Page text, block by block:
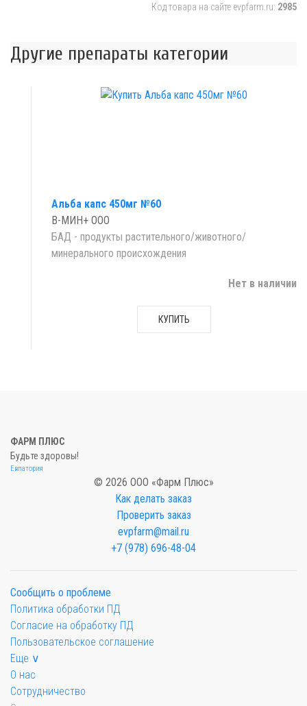
Код товара на сайте evpfarm.ru: 2985
Другие препараты категории
Альба капс 450мг №60
В-МИН+ ООО
БАД - продукты растительного/животного/
минерального происхождения
Нет в наличии
КУПИТЬ
ФАРМ ПЛЮС
Будьте здоровы!
Евпатория
© 2026 ООО «Фарм Плюс»
Как делать заказ
Проверить заказ
evpfarm@mail.ru
+7 (978) 696-48-04
Сообщить о проблеме
Политика обработки ПД
Согласие на обработку ПД
Пользовательское соглашение
Еще ∨
О нас
Сотрудничество